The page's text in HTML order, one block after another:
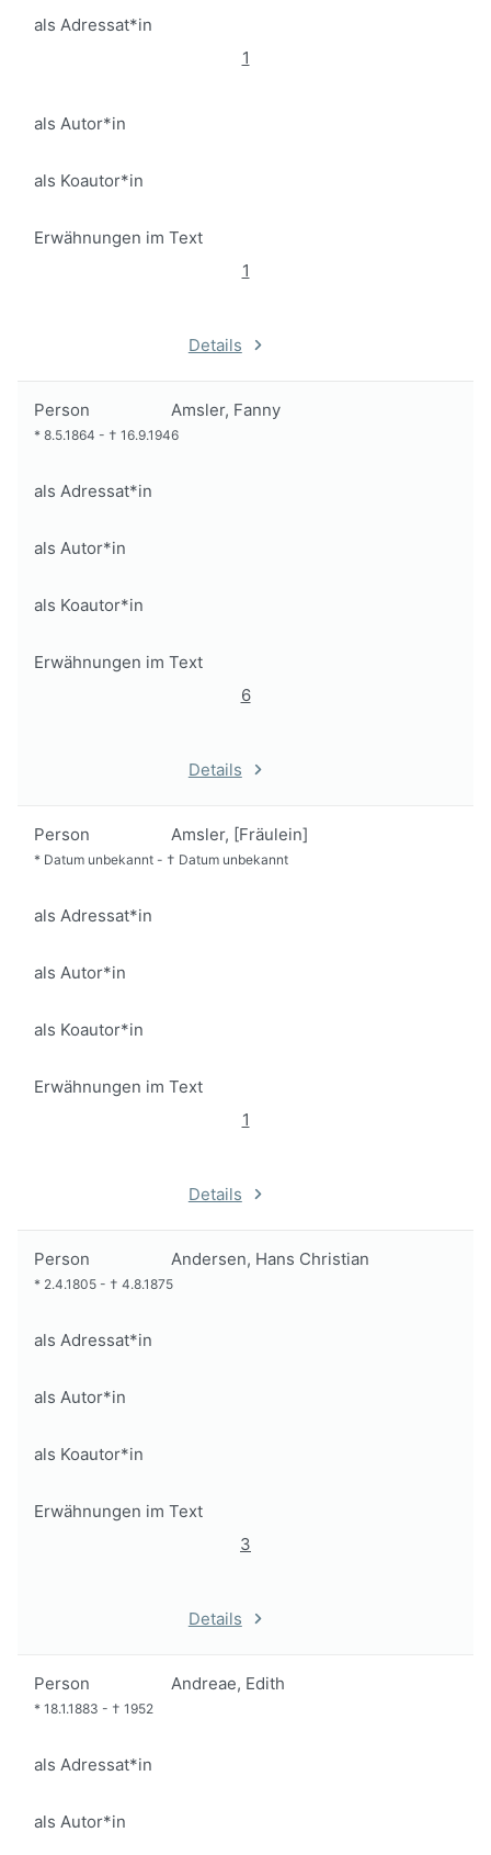
als Adressat*in
1
als Autor*in
als Koautor*in
Erwähnungen im Text
1
Details
Person Amsler, Fanny
* 8.5.1864 - † 16.9.1946
als Adressat*in
als Autor*in
als Koautor*in
Erwähnungen im Text
6
Details
Person Amsler, [Fräulein]
* Datum unbekannt - † Datum unbekannt
als Adressat*in
als Autor*in
als Koautor*in
Erwähnungen im Text
1
Details
Person Andersen, Hans Christian
* 2.4.1805 - † 4.8.1875
als Adressat*in
als Autor*in
als Koautor*in
Erwähnungen im Text
3
Details
Person Andreae, Edith
* 18.1.1883 - † 1952
als Adressat*in
als Autor*in